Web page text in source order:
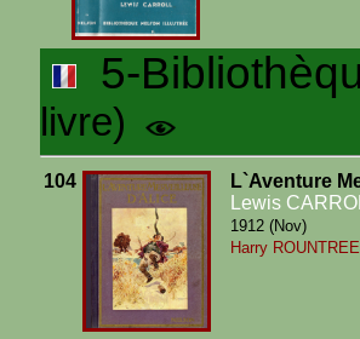
5-
livre)
104
L`Aventure
Lewis
1912 (Nov)
Harry ROUNTREE